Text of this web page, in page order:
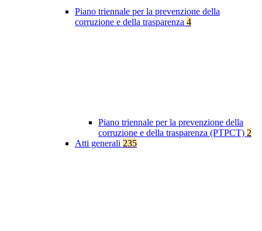
Piano triennale per la prevenzione della
corruzione e della trasparenza 4
Piano triennale per la prevenzione della
corruzione e della trasparenza (PTPCT) 2
Atti generali 235